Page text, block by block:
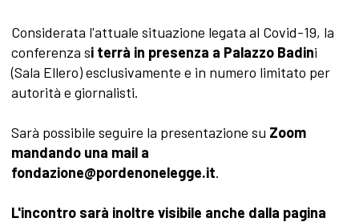
Considerata l'attuale situazione legata al Covid-19, la
conferenza si terrà in presenza a Palazzo Badini
(Sala Ellero)esclusivamente e in numero limitato per
autorità e giornalisti.
Sarà possibile seguire la presentazione su Zoom
mandando una mail a
fondazione@pordenonelegge.it.
L'incontro sarà inoltre visibile anche dalla pagina